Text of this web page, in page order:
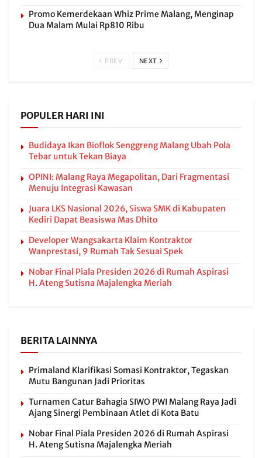
Promo Kemerdekaan Whiz Prime Malang, Menginap
Dua Malam Mulai Rp810 Ribu
PREV NEXT
POPULER HARI INI
Budidaya Ikan Bioflok Senggreng Malang Ubah Pola
Tebar untuk Tekan Biaya
OPINI: Malang Raya Megapolitan, Dari Fragmentasi
Menuju Integrasi Kawasan
Juara LKS Nasional 2026, Siswa SMK di Kabupaten
Kediri Dapat Beasiswa Mas Dhito
Developer Wangsakarta Klaim Kontraktor
Wanprestasi, 9 Rumah Tak Sesuai Spek
Nobar Final Piala Presiden 2026 di Rumah Aspirasi
H. Ateng Sutisna Majalengka Meriah
BERITA LAINNYA
Primaland Klarifikasi Somasi Kontraktor, Tegaskan
Mutu Bangunan Jadi Prioritas
Turnamen Catur Bahagia SIWO PWI Malang Raya Jadi
Ajang Sinergi Pembinaan Atlet di Kota Batu
Nobar Final Piala Presiden 2026 di Rumah Aspirasi
H. Ateng Sutisna Majalengka Meriah